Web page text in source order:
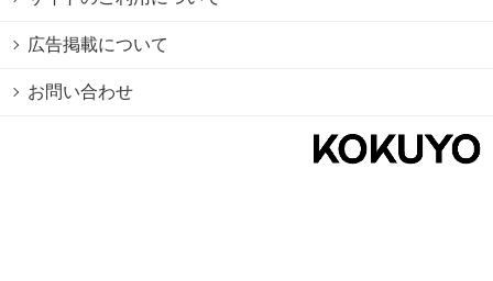
広告掲載について
お問い合わせ